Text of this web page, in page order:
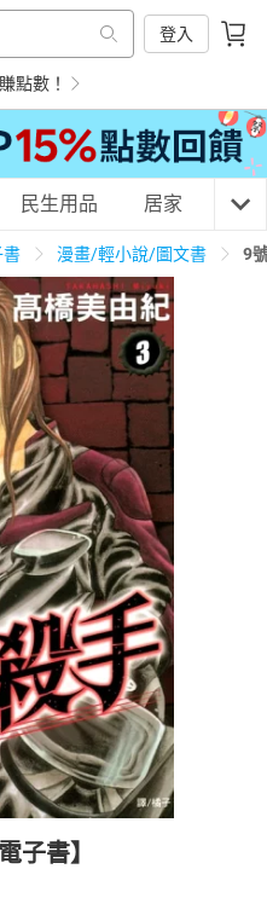
登入
點數！
養生保健 民生用品
運動休閒
化妝保養 情趣用品
民生用品 居家 3C
書 漫畫/輕小說/圖文書 9
子書】